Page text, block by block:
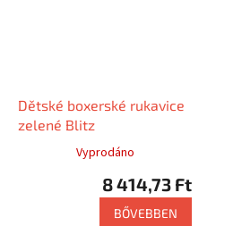
Dětské boxerské rukavice
zelené Blitz
Vyprodáno
8 414,73 Ft
BŐVEBBEN